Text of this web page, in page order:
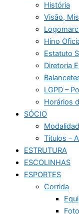
História
Visão,
Hino
Estatuto
Diretoria
LGPD –
Horários
SÓCIO
Títulos –
ESTRUTURA
ESCOLINHAS
ESPORTES
Corrida